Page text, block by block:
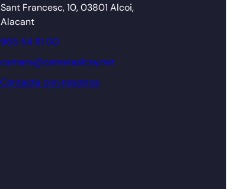
Sant Francesc, 10, 03801 Alcoi,
Alacant
965 54 91 00
camara@camaraalcoy.net
Contacta con nosotros